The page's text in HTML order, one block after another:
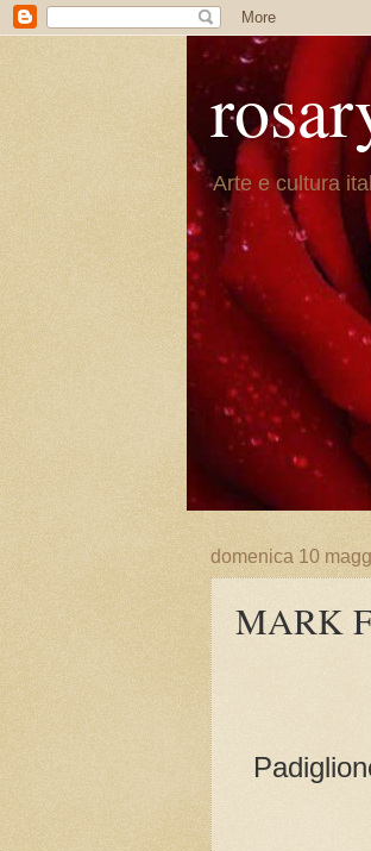
Arte e cultura
domenica 10
MARK